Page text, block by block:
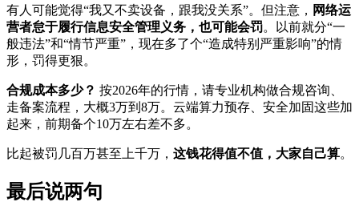
有人可能觉得“我又不卖设备，跟我没关系”。但注意， 网络运
营者怠于履行信息安全管理义务，也可能会罚。以前就分“一
般违法”和“情节严重”，现在多了个“造成特别严重影响”的情
形，罚得更狠。
合规成本多少？ 按2026年的行情，请专业机构做合规咨询、
走备案流程，大概3万到8万。云端算力预存、安全加固这些加
起来，前期备个10万左右差不多。
比起被罚几百万甚至上千万， 这钱花得值不值，大家自己算。
最后说两句